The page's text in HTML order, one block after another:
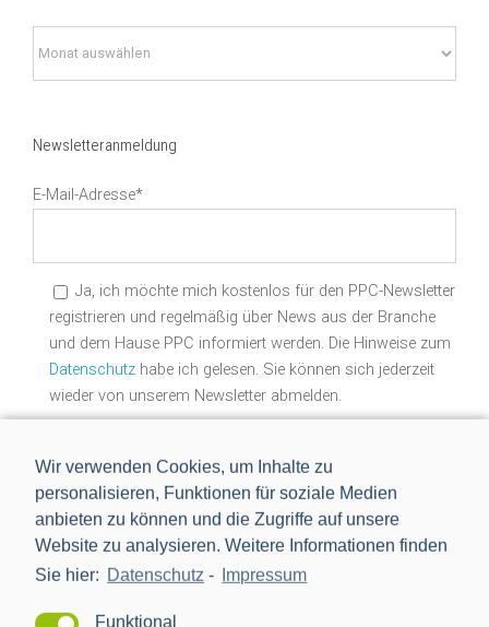
Wir verwenden Cookies, um Inhalte zu
personalisieren, Funktionen für soziale Medien
anbieten zu können und die Zugriffe auf unsere
Website zu analysieren. Weitere Informationen finden
Sie hier: Datenschutz - Impressum
Funktional
Datum
Newsletteranmeldung
E-Mail-Adresse*
Ja, ich möchte mich kostenlos für den PPC-Newsletter
registrieren und regelmäßig über News aus der Branche
und dem Hause PPC informiert werden. Die Hinweise zum
Datenschutzhabe ich gelesen. Sie können sich jederzeit
wieder von unserem Newsletter abmelden.
In den sozialen Medien